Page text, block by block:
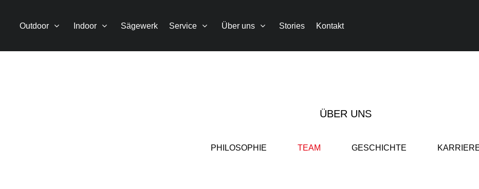
Outdoor Indoor Sägewerk Service Über uns Stories Kontakt
ÜBER UNS
PHILOSOPHIE TEAM GESCHICHTE